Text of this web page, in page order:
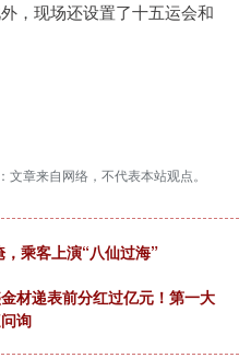
，现场还设置了十五运会和
文章来自网络，不代表本站观点。
，乘客上演“八仙过海”
材递表前分红过亿元！第一大
询